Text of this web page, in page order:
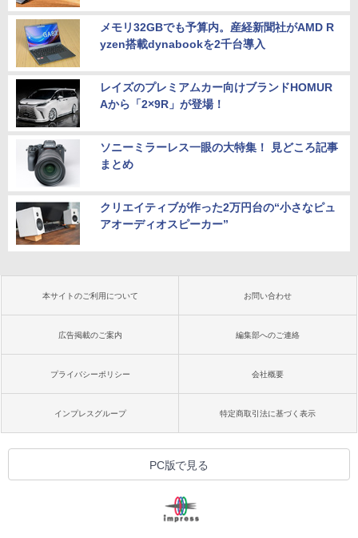
メモリ32GBでも予算内。産経新聞社がAMD R
yzen搭載dynabookを2千台導入
レイズのプレミアムカー向けブランドHOMUR
Aから「2×9R」が登場！
ソニーミラーレス一眼の大特集！ 見どころ記事
まとめ
クリエイティブが作った2万円台の“小さなピュ
アオーディオスピーカー”
本サイトのご利用について お問い合わせ
広告掲載のご案内 編集部へのご連絡
プライバシーポリシー 会社概要
インプレスグループ 特定商取引法に基づく表示
PC版で見る